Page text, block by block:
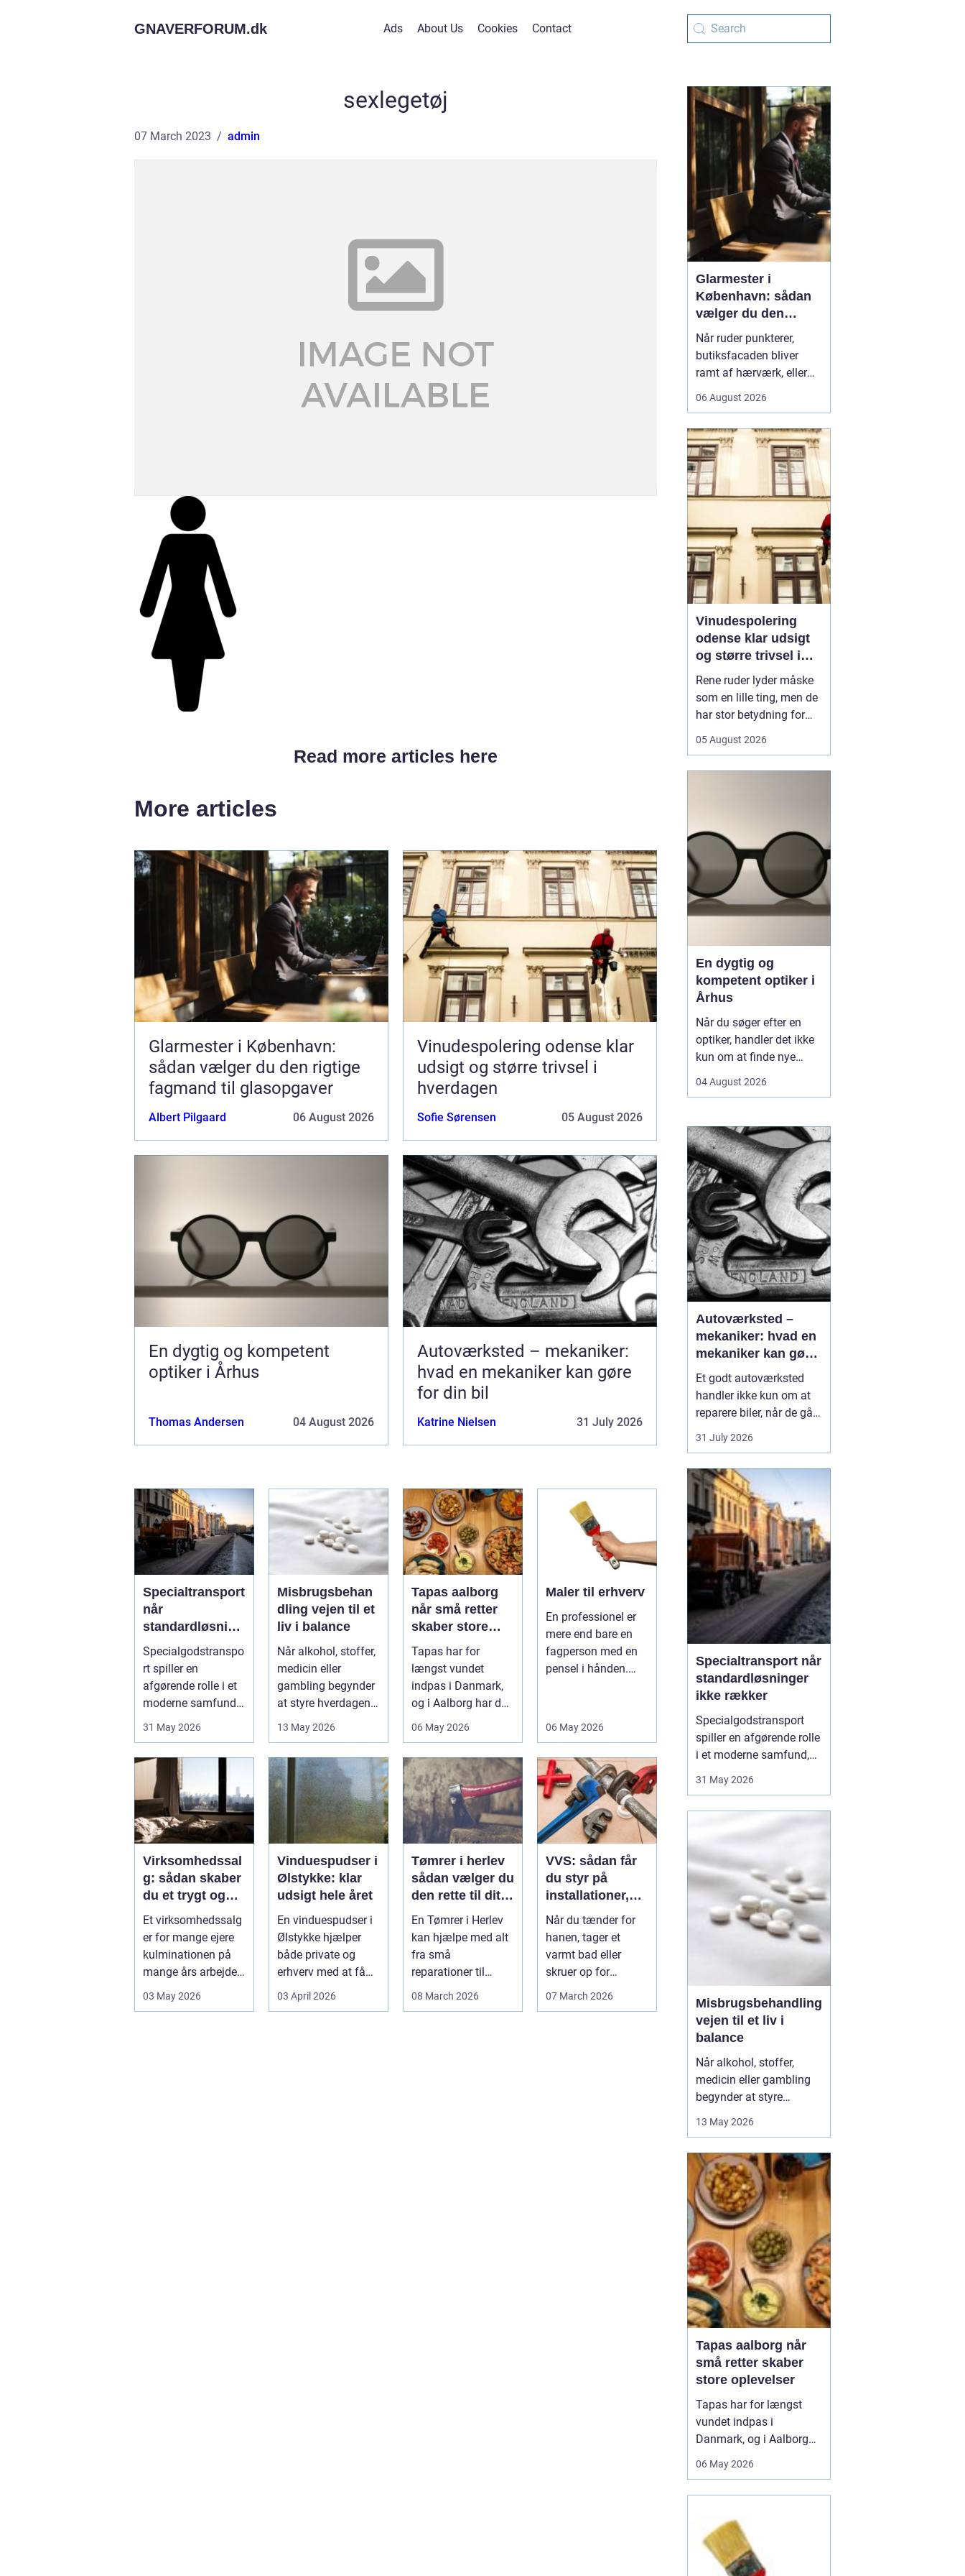
GNAVERFORUM.dk Ads About Us Cookies Contact
sexlegetøj
07 March 2023 admin
Read more articles here
More articles
Glarmester i København:
sådan vælger du den rigtige
fagmand til glasopgaver
Albert Pilgaard 06 August 2026
Vinudespolering odense klar
udsigt og større trivsel i
hverdagen
Sofie Sørensen 05 August 2026
En dygtig og kompetent
optiker i Århus
Thomas Andersen 04 August 2026
Autoværksted – mekaniker:
hvad en mekaniker kan gøre
for din bil
Katrine Nielsen 31 July 2026
Specialtransport
når
standardløsning
er ikke rækker
Specialgodstranspo
rt spiller en
afgørende rolle i et
moderne samfund,
bliver mere sp...
31 May 2026
Misbrugsbehan
dling vejen til et
liv i balance
Når alkohol, stoffer,
medicin eller
gambling begynder
at styre hverdagen,
kun pers...
13 May 2026
Tapas aalborg
når små retter
skaber store
oplevelser
Tapas har for
længst vundet
indpas i Danmark,
og i Aalborg har de
deres helt eget li...
06 May 2026
Maler til erhverv
En professionel er
mere end bare en
fagperson med en
pensel i hånden.
06 May 2026
Virksomhedssal
g: sådan skaber
du et trygt og
vellykket salg
Et virksomhedssalg
er for mange ejere
kulminationen på
mange års arbejde.
planlagt e...
03 May 2026
Vinduespudser i
Ølstykke: klar
udsigt hele året
En vinduespudser i
Ølstykke hjælper
både private og
erhverv med at få
rene ...
03 April 2026
Tømrer i herlev
sådan vælger du
den rette til dit
projekt
En Tømrer i Herlev
kan hjælpe med alt
fra små
reparationer til
større ombygninger
08 March 2026
VVS: sådan får
du styr på
installationer,
komfort og
energiforbrug
Når du tænder for
hanen, tager et
varmt bad eller
skruer op for
varmen, tænker du
07 March 2026
Glarmester i
København: sådan
vælger du den
rigtige fagmand til
glasopgaver
Når ruder punkterer,
butiksfacaden bliver
ramt af hærværk, eller
lysere og mere moderne
glarmester en central
rolle.
En glarmester i
Københa...
06 August 2026
Vinudespolering
odense klar udsigt
og større trivsel i
hverdagen
Rene ruder lyder måske
som en lille ting, men de
har stor betydning for
indtryk af en bolig eller
tunge at være i. I en by
som Odense, hv...
05 August 2026
En dygtig og
kompetent optiker i
Århus
Når du søger efter en
optiker, handler det ikke
kun om at finde nye
men om at få faglig
synsprøver og produkter,
der passer til din
hverdag. I hjertet af byen
find...
04 August 2026
Autoværksted –
mekaniker: hvad en
mekaniker kan gøre
for din bil
Et godt autoværksted
handler ikke kun om at
reparere biler, når de går i
stykker. Det handler i lige
så høj grad om
klare svar, når du som
bilist står med
spørgsmål om s...
31 July 2026
Specialtransport når
standardløsninger
ikke rækker
Specialgodstransport
spiller en afgørende rolle
i et moderne samfund,
mere specialiseret, og
tungere og større. Når
vindmøllekomponenter,
både eller siloer skal
flyttes, er almindelig
lastbil...
31 May 2026
Misbrugsbehandling
vejen til et liv i
balance
Når alkohol, stoffer,
medicin eller gambling
begynder at styre
ikke kun personen med
hele familien. Mange går
længe alene med
skammen og tvivlen, før
de søger hjælp. Her kan
professionel
misbrugsbehandling g...
13 May 2026
Tapas aalborg når
små retter skaber
store oplevelser
Tapas har for længst
vundet indpas i
Danmark, og i Aalborg
deres helt eget liv. Her
deletradition, og
resultatet er en afslappet
spiseform, hvor smag,
06 May 2026